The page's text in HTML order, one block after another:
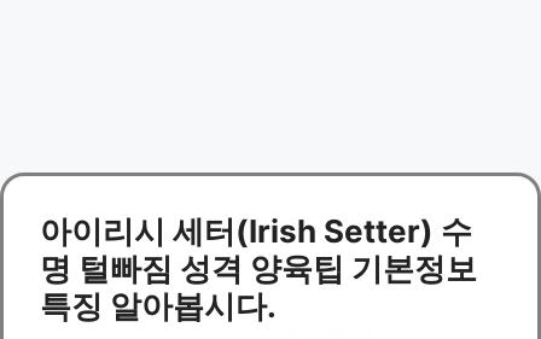
아이리시 세터(Irish Setter) 수
명 털빠짐 성격 양육팁 기본정보
특징 알아봅시다.